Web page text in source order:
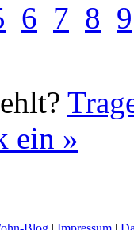
6 7 8 9
ein »